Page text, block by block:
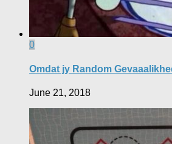
0
Omdat jy Random
June 21, 2018